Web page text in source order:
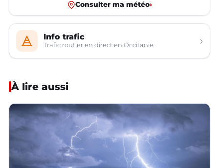
Consulter ma météo›
Info trafic
Trafic routier en direct en Occitanie ›
À lire aussi